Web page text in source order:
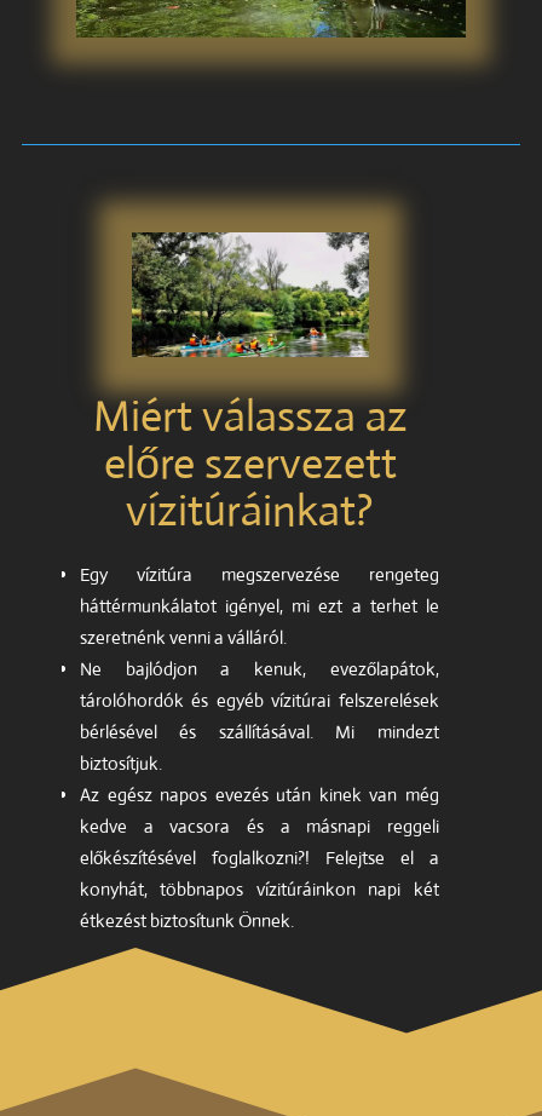
Miért válassza az
előre szervezett
vízitúráinkat?
Egy vízitúra megszervezése rengeteg
háttérmunkálatot igényel, mi ezt a terhet le
szeretnénk venni a válláról.
Ne bajlódjon a kenuk, evezőlapátok,
tárolóhordók és egyéb vízitúrai felszerelések
bérlésével és szállításával. Mi mindezt
biztosítjuk.
Az egész napos evezés után kinek van még
kedve a vacsora és a másnapi reggeli
előkészítésével foglalkozni?! Felejtse el a
konyhát, többnapos vízitúráinkon napi két
étkezést biztosítunk Önnek.